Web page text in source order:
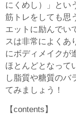
にくめし）」とい
筋トレをしても思
エットに励んでい
スは非常によくあ
にボディメイクが
ほとんどとなって
し脂質や糖質のバ
てみましょう！
【contents】